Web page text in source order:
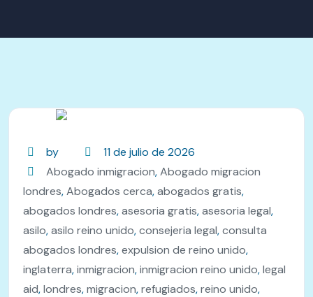
by
11 de julio de 2026
Abogado inmigracion,Abogado migracion
londres,Abogados cerca,abogados gratis,
abogados londres,asesoria gratis,asesoria legal,
asilo,asilo reino unido,consejeria legal,consulta
abogados londres,expulsion de reino unido,
inglaterra,inmigracion,inmigracion reino unido,legal
aid,londres,migracion,refugiados,reino unido,